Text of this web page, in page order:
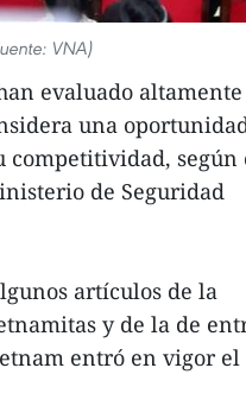
VNA)
evaluado
una
competitividad, según
de Seguridad
artículos de la
y de la de
entró en vigor el